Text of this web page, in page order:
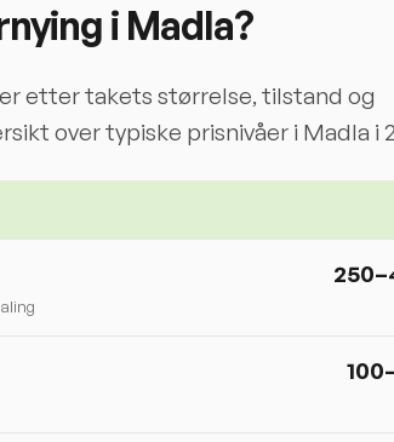
i Madla?
etter takets størrelse, tilstand og
over typiske prisnivåer i Madla i
250–